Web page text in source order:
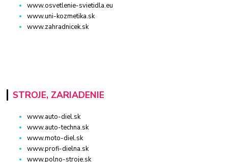
www.osvetlenie-svietidla.eu
www.uni-kozmetika.sk
www.zahradnicek.sk
STROJE, ZARIADENIE
www.auto-diel.sk
www.auto-techna.sk
www.moto-diel.sk
www.profi-dielna.sk
www.polno-stroje.sk